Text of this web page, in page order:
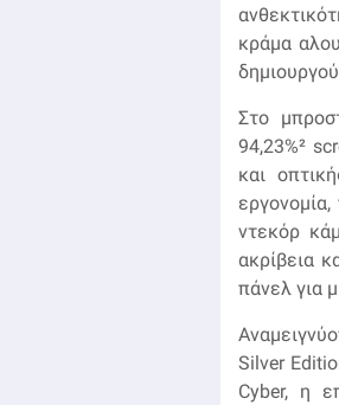
κράμα
Στο
94,23%²
και
ντεκόρ
ακρίβεια
πάνελ για
Silver
Cyber, η